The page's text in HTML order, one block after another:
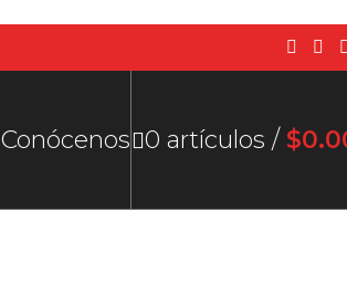
Conócenos 0 artículos / $